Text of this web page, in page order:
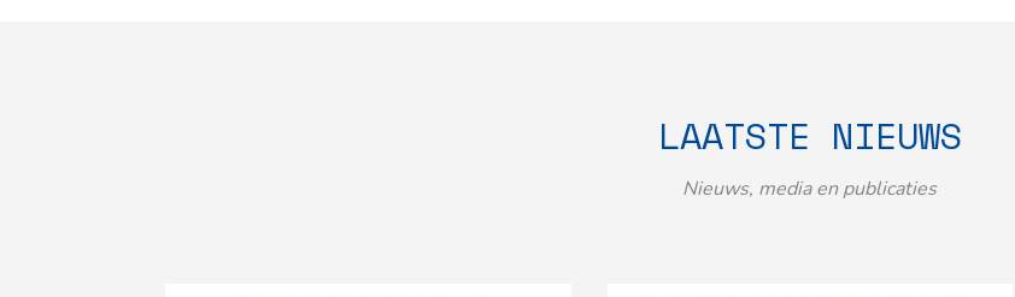
LAATSTE NIEUWS
Nieuws, media en publicaties